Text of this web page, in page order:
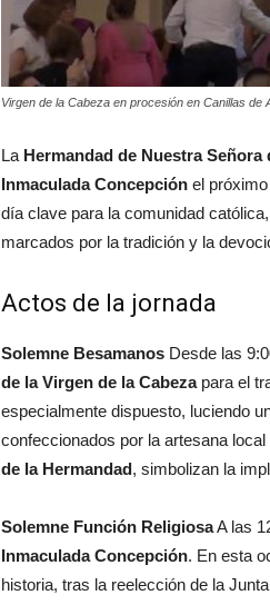
Virgen de la Cabeza en procesión en Canillas de
La Hermandad de Nuestra Señora
Inmaculada Concepción el
día clave para la comunidad
marcados por la tradición y la
Actos de la jornada
Solemne Besamanos Desde las
de la Virgen de la Cabezapara el
especialmente dispuesto, luciendo
confeccionados por la artesana local
de la Hermandad, simbolizan la
Solemne Función ReligiosaA las
Inmaculada Concepción. En esta
historia, tras la reelección de la